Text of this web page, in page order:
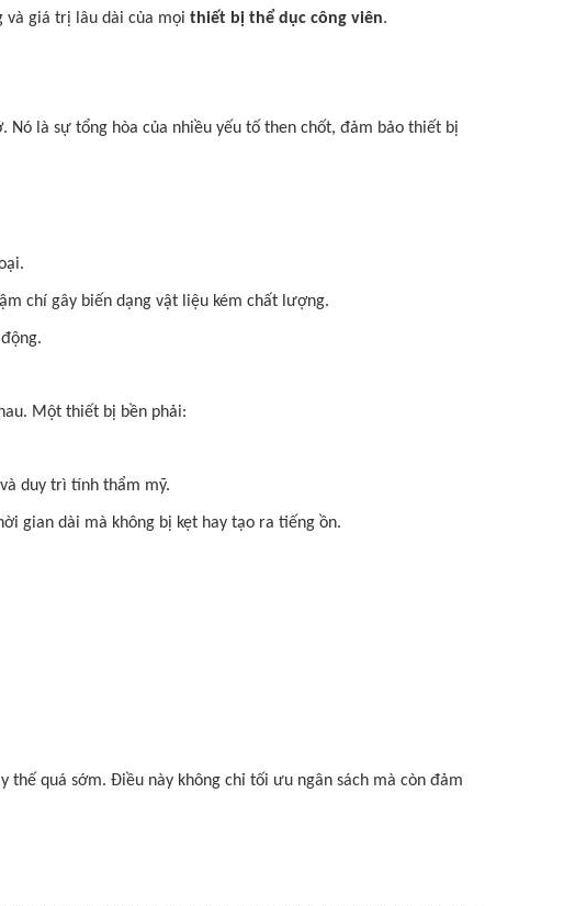
và giá trị lâu dài của mọi thiết bị thể dục công viên.
Nó là sự tổng hòa của nhiều yếu tố then chốt, đảm bảo thiết bị
chí gây biến dạng vật liệu kém chất lượng.
Một thiết bị bền phải:
duy trì tính thẩm mỹ.
gian dài mà không bị kẹt hay tạo ra tiếng ồn.
quá sớm. Điều này không chỉ tối ưu ngân sách mà còn đảm